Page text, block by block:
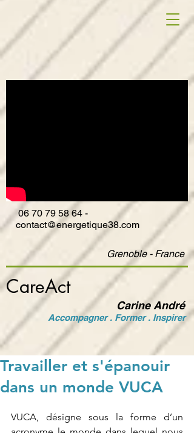
CareAct
Carine André
Accompagner . Former . Inspirer
06 70 79 58 64 -
contact@energetique38.com
Grenoble - France
Travailler et s'épanouir
dans un monde VUCA
VUCA, désigne sous la forme d’un